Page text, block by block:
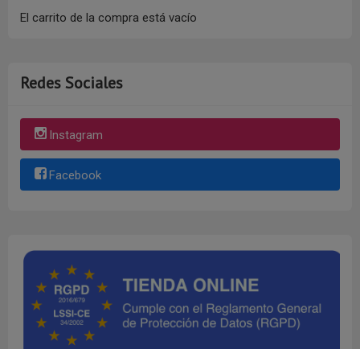
El carrito de la compra está vacío
Redes Sociales
Instagram
Facebook